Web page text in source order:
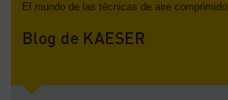
El mundo de las técnicas de aire comprimido
Blog de KAESER